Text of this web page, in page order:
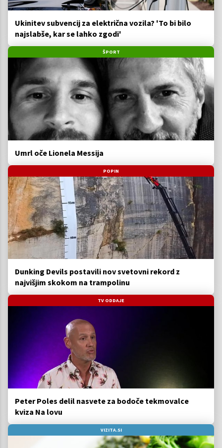
Ukinitev subvencij za električna vozila? 'To bi bilo
najslabše, kar se lahko zgodi'
ŠPORT
Umrl oče Lionela Messija
POPIN
Dunking Devils postavili nov svetovni rekord z
najvišjim skokom na trampolinu
TV ODDAJE
Peter Poles delil nasvete za bodoče tekmovalce
kviza Na lovu
VIZITA.SI